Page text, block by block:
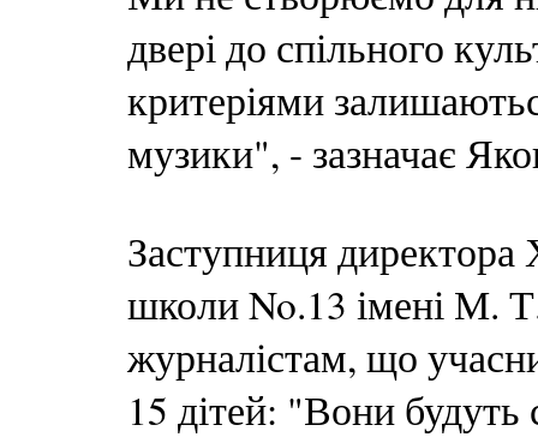
двері до спільного
критеріями
музики", - зазначає
Заступниця директора
школи No.13 імені М.
журналістам, що
15 дітей: "Вони будуть